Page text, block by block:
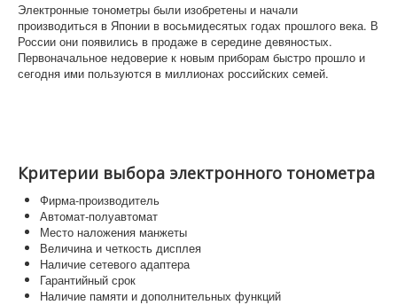
Отзывы о медицинских учреждениях
Электронные тонометры были изобретены и начали
производиться в Японии в восьмидесятых годах прошлого века. В
России они появились в продаже в середине девяностых.
Первоначальное недоверие к новым приборам быстро прошло и
сегодня ими пользуются в миллионах российских семей.
Критерии выбора электронного тонометра
Фирма-производитель
Автомат-полуавтомат
Место наложения манжеты
Величина и четкость дисплея
Наличие сетевого адаптера
Гарантийный срок
Наличие памяти и дополнительных функций